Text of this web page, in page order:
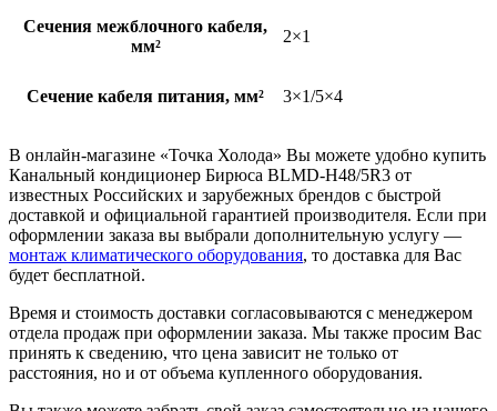
Сечения межблочного кабеля,
мм²
2×1
Сечение кабеля питания, мм² 3×1/5×4
В онлайн-магазине «Точка Холода» Вы можете удобно купить
Канальный кондиционер Бирюса BLMD-H48/5R3 от
известных Российских и зарубежных брендов с быстрой
доставкой и официальной гарантией производителя. Если при
оформлении заказа вы выбрали дополнительную услугу —
монтаж климатического оборудования, то доставка для Вас
будет бесплатной.
Время и стоимость доставки согласовываются с менеджером
отдела продаж при оформлении заказа. Мы также просим Вас
принять к сведению, что цена зависит не только от
расстояния, но и от объема купленного оборудования.